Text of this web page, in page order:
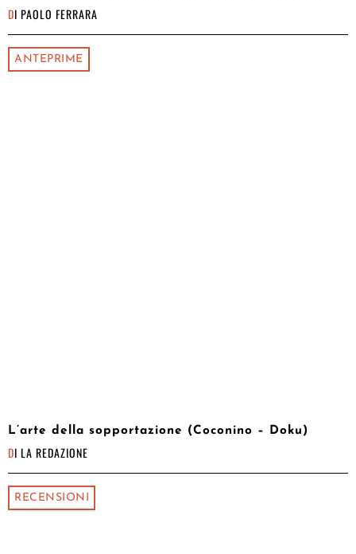
DI PAOLO FERRARA
ANTEPRIME
L’arte della sopportazione (Coconino – Doku)
DI LA REDAZIONE
RECENSIONI